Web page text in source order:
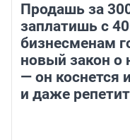
Продашь за
заплатишь с
бизнесменам
новый закон о
— он коснется
и даже